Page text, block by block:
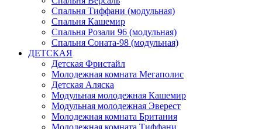
Спальня Тиффани (модульная)
Спальня Кашемир
Спальня Розали 96 (модульная)
Спальня Соната-98 (модульная)
ДЕТСКАЯ
Детская Фристайл
Молодежная комната Мегаполис
Детская Аляска
Модульная молодежная Кашемир
Модульная молодежная Эверест
Молодежная комната Британия
Молодежная комната Тиффани